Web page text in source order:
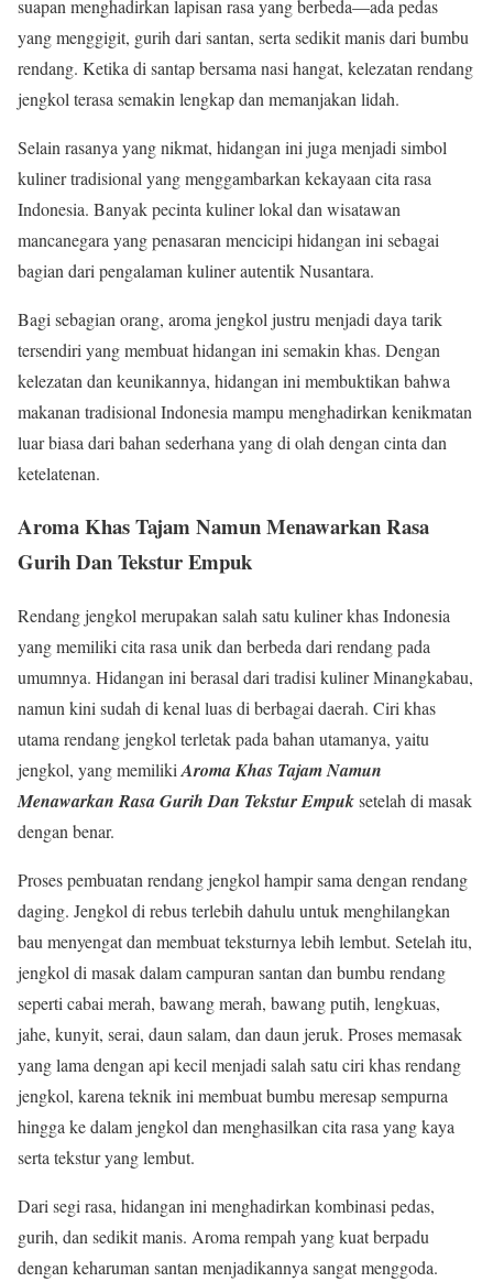
suapan menghadirkan lapisan rasa yang berbeda—ada pedas
yang menggigit, gurih dari santan, serta sedikit manis dari bumbu
rendang. Ketika di santap bersama nasi hangat, kelezatan rendang
jengkol terasa semakin lengkap dan memanjakan lidah.
Selain rasanya yang nikmat, hidangan ini juga menjadi simbol
kuliner tradisional yang menggambarkan kekayaan cita rasa
Indonesia. Banyak pecinta kuliner lokal dan wisatawan
mancanegara yang penasaran mencicipi hidangan ini sebagai
bagian dari pengalaman kuliner autentik Nusantara.
Bagi sebagian orang, aroma jengkol justru menjadi daya tarik
tersendiri yang membuat hidangan ini semakin khas. Dengan
kelezatan dan keunikannya, hidangan ini membuktikan bahwa
makanan tradisional Indonesia mampu menghadirkan kenikmatan
luar biasa dari bahan sederhana yang di olah dengan cinta dan
ketelatenan.
Aroma Khas Tajam Namun Menawarkan Rasa
Gurih Dan Tekstur Empuk
Rendang jengkol merupakan salah satu kuliner khas Indonesia
yang memiliki cita rasa unik dan berbeda dari rendang pada
umumnya. Hidangan ini berasal dari tradisi kuliner Minangkabau,
namun kini sudah di kenal luas di berbagai daerah. Ciri khas
utama rendang jengkol terletak pada bahan utamanya, yaitu
jengkol, yang memiliki Aroma Khas Tajam Namun
Menawarkan Rasa Gurih Dan Tekstur Empuksetelah di masak
dengan benar.
Proses pembuatan rendang jengkol hampir sama dengan rendang
daging. Jengkol di rebus terlebih dahulu untuk menghilangkan
bau menyengat dan membuat teksturnya lebih lembut. Setelah itu,
jengkol di masak dalam campuran santan dan bumbu rendang
seperti cabai merah, bawang merah, bawang putih, lengkuas,
jahe, kunyit, serai, daun salam, dan daun jeruk. Proses memasak
yang lama dengan api kecil menjadi salah satu ciri khas rendang
jengkol, karena teknik ini membuat bumbu meresap sempurna
hingga ke dalam jengkol dan menghasilkan cita rasa yang kaya
serta tekstur yang lembut.
Dari segi rasa, hidangan ini menghadirkan kombinasi pedas,
gurih, dan sedikit manis. Aroma rempah yang kuat berpadu
dengan keharuman santan menjadikannya sangat menggoda.